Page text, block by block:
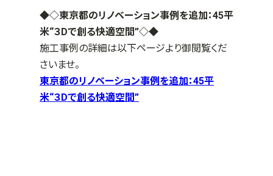
◆◇東京都のリノベーション事例を追加：45平
米“３Dで創る快適空間”◇◆
施工事例の詳細は以下ページより御閲覧くだ
さいませ。
東京都のリノベーション事例を追加：45平
米“３Dで創る快適空間”